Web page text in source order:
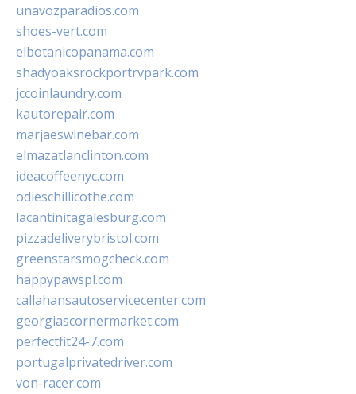
unavozparadios.com
shoes-vert.com
elbotanicopanama.com
shadyoaksrockportrvpark.com
jccoinlaundry.com
kautorepair.com
marjaeswinebar.com
elmazatlanclinton.com
ideacoffeenyc.com
odieschillicothe.com
lacantinitagalesburg.com
pizzadeliverybristol.com
greenstarsmogcheck.com
happypawspl.com
callahansautoservicecenter.com
georgiascornermarket.com
perfectfit24-7.com
portugalprivatedriver.com
von-racer.com